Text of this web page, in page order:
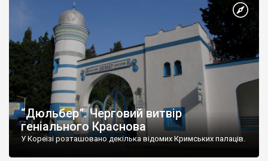
“Дюльбер”. Черговий витвір
геніального Краснова
У Кореїзі розташовано декілька відомих Кримських палаців.